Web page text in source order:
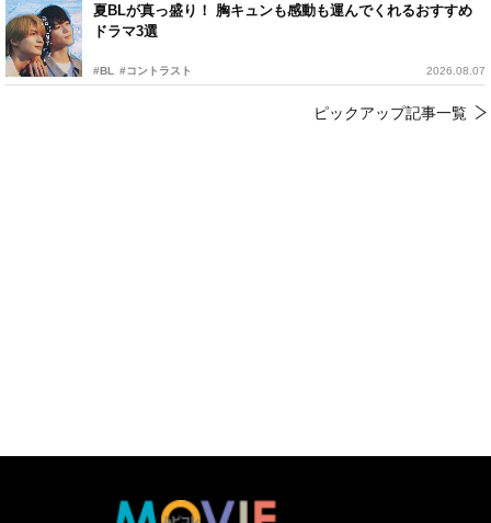
夏BLが真っ盛り！ 胸キュンも感動も運んでくれるおすすめ
ドラマ3選
#BL #コントラスト 2026.08.07
ピックアップ記事一覧